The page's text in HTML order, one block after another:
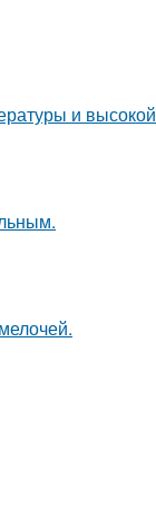
и высокой